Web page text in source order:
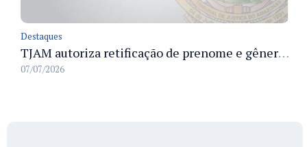
Destaques
TJAM autoriza retificação de prenome e gênero em registros civis na Comarca de Benjamin Constant
07/07/2026